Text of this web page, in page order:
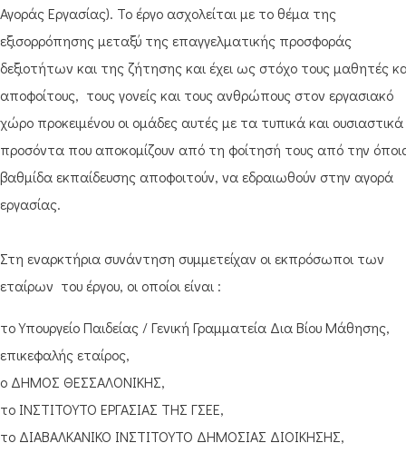
Αγοράς Εργασίας). Το έργο ασχολείται με το θέμα της
εξισορρόπησης μεταξύ της επαγγελματικής προσφοράς
δεξιοτήτων και της ζήτησης και έχει ως στόχο τους μαθητές
αποφοίτους, τους γονείς και τους ανθρώπους στον εργασιακό
χώρο προκειμένου οι ομάδες αυτές με τα τυπικά και ουσιαστικά
προσόντα που αποκομίζουν από τη φοίτησή τους από την
βαθμίδα εκπαίδευσης αποφοιτούν, να εδραιωθούν στην αγορά
εργασίας.
Στη εναρκτήρια συνάντηση συμμετείχαν οι εκπρόσωποι των
εταίρων του έργου, οι οποίοι είναι :
το Υπουργείο Παιδείας / Γενική Γραμματεία Δια Βίου Μάθησης,
επικεφαλής εταίρος,
ο ΔΗΜΟΣ ΘΕΣΣΑΛΟΝΙΚΗΣ,
το ΙΝΣΤΙΤΟΥΤΟ ΕΡΓΑΣΙΑΣ ΤΗΣ ΓΣΕΕ,
το ΔΙΑΒΑΛΚΑΝΙΚΟ ΙΝΣΤΙΤΟΥΤΟ ΔΗΜΟΣΙΑΣ ΔΙΟΙΚΗΣΗΣ,